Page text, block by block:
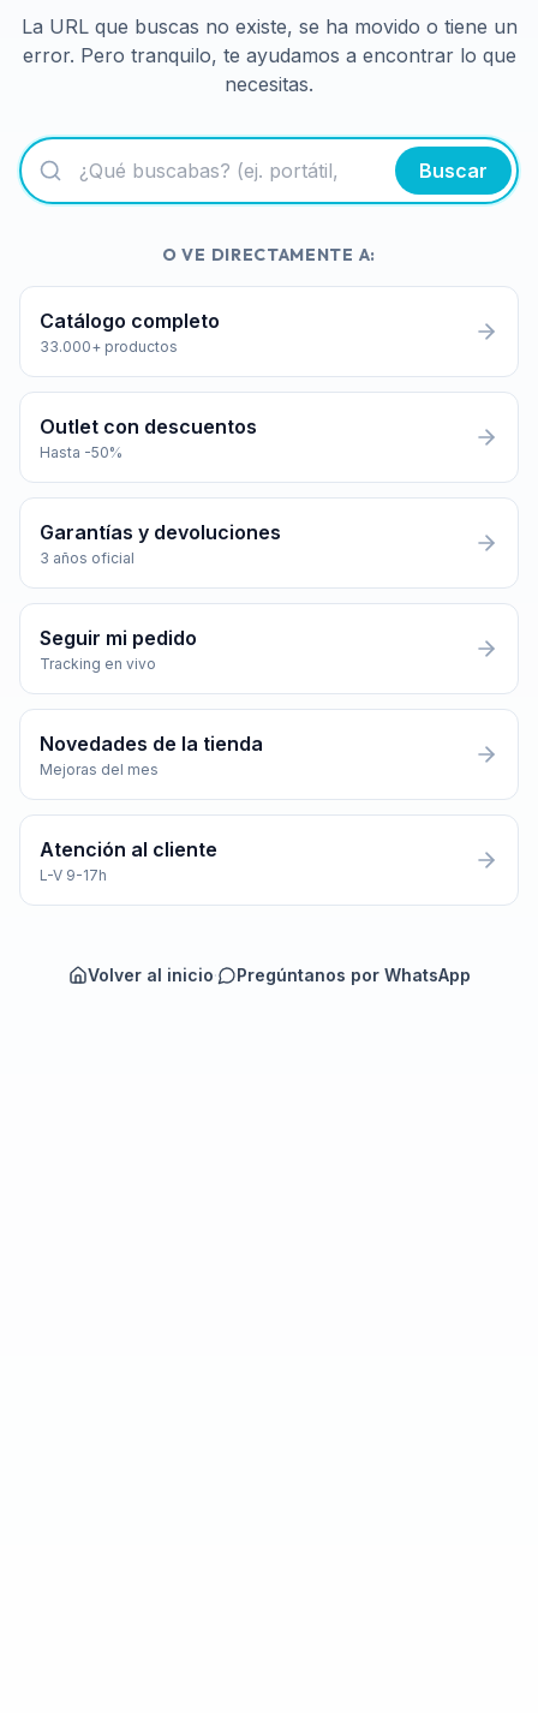
La URL que buscas no existe, se ha movido o tiene un
error. Pero tranquilo, te ayudamos a encontrar lo que
necesitas.
Buscar
O VE DIRECTAMENTE A:
Catálogo completo
33.000+ productos
Outlet con descuentos
Hasta -50%
Garantías y devoluciones
3 años oficial
Seguir mi pedido
Tracking en vivo
Novedades de la tienda
Mejoras del mes
Atención al cliente
L-V 9-17h
Volver al inicio· Pregúntanos por WhatsApp